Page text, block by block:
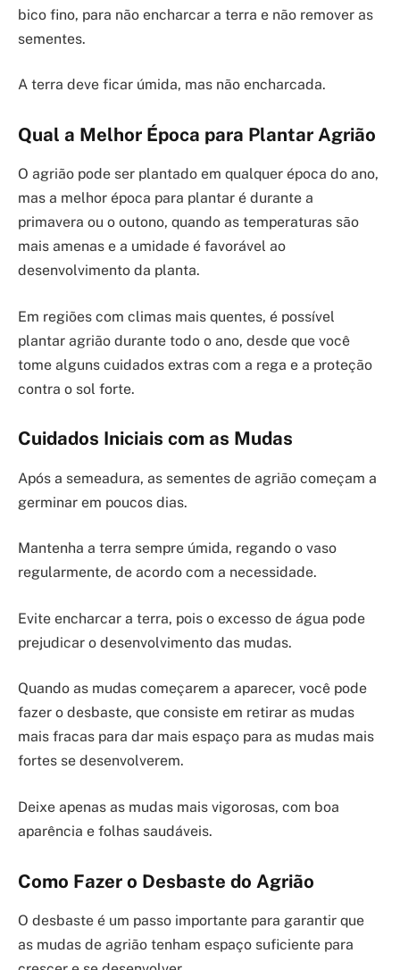
bico fino, para não encharcar a terra e não remover as
sementes.
A terra deve ficar úmida, mas não encharcada.
Qual a Melhor Época para Plantar Agrião
O agrião pode ser plantado em qualquer época do ano,
mas a melhor época para plantar é durante a
primavera ou o outono, quando as temperaturas são
mais amenas e a umidade é favorável ao
desenvolvimento da planta.
Em regiões com climas mais quentes, é possível
plantar agrião durante todo o ano, desde que você
tome alguns cuidados extras com a rega e a proteção
contra o sol forte.
Cuidados Iniciais com as Mudas
Após a semeadura, as sementes de agrião começam a
germinar em poucos dias.
Mantenha a terra sempre úmida, regando o vaso
regularmente, de acordo com a necessidade.
Evite encharcar a terra, pois o excesso de água pode
prejudicar o desenvolvimento das mudas.
Quando as mudas começarem a aparecer, você pode
fazer o desbaste, que consiste em retirar as mudas
mais fracas para dar mais espaço para as mudas mais
fortes se desenvolverem.
Deixe apenas as mudas mais vigorosas, com boa
aparência e folhas saudáveis.
Como Fazer o Desbaste do Agrião
O desbaste é um passo importante para garantir que
as mudas de agrião tenham espaço suficiente para